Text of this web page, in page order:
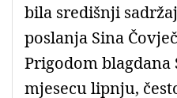
bila središnji
poslanja Sina
Prigodom blagdana
mjesecu lipnju,